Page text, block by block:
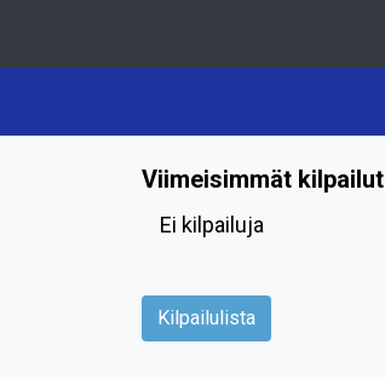
Viimeisimmät kilpailut
Ei kilpailuja
Kilpailulista